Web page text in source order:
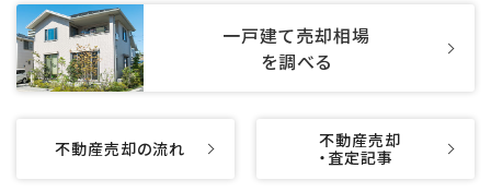
一戸建て売却相場
を調べる
不動産売却の流れ
不動産売却
・査定記事